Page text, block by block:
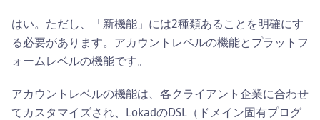
はい。ただし、「新機能」には2種類あることを明確にす
る必要があります。アカウントレベルの機能とプラットフ
ォームレベルの機能です。
アカウントレベルの機能は、各クライアント企業に合わせ
てカスタマイズされ、LokadのDSL（ドメイン固有プログ